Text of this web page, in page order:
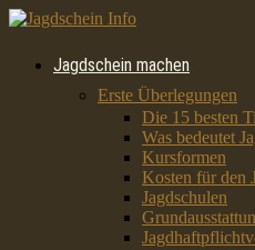
Jagdschein machen
Erste Überlegungen
Die 15 besten
Was bedeutet
Kursformen
Kosten für den
Jagdschulen